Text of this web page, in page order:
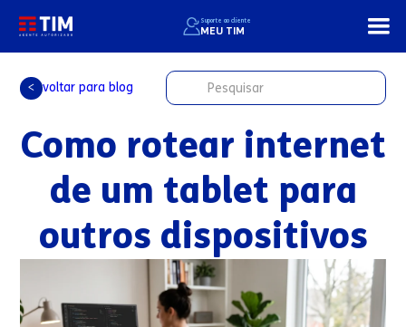
Suporte ao cliente
MEU TIM
< voltar para blog
Como rotear internet
de um tablet para
outros dispositivos